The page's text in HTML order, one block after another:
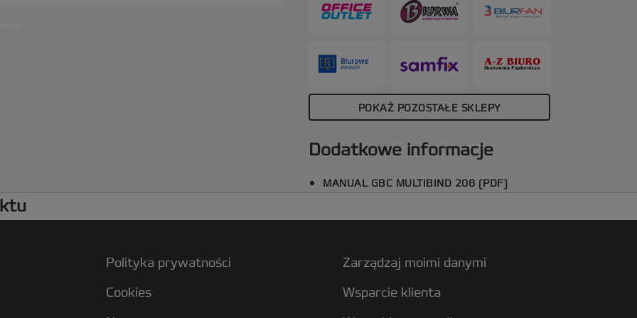
zwojami.
POKAŻ POZOSTAŁE SKLEPY
Dodatkowe informacje
MANUAL GBC MULTIBIND 208 (PDF)
Polityka prywatności
Cookies
Zarządzaj moimi danymi
Wsparcie klienta